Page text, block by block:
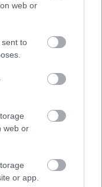
web or
to
web or
or app.
ja